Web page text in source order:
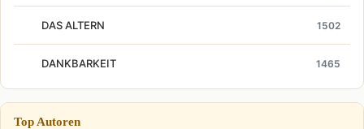
DAS ALTERN 1502
DANKBARKEIT 1465
Top Autoren